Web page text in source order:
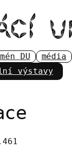
DU média
výstavy